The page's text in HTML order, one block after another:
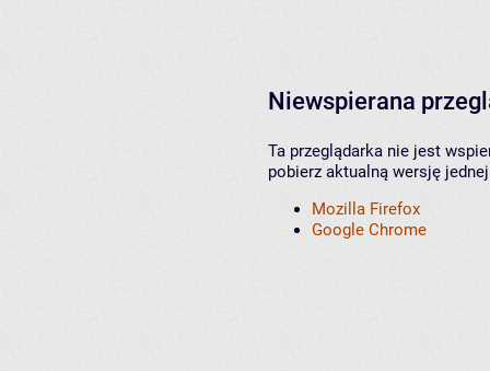
Niewspierana
Ta przeglądarka nie jest
pobierz aktualną wersję
Mozilla Firefox
Google Chrome